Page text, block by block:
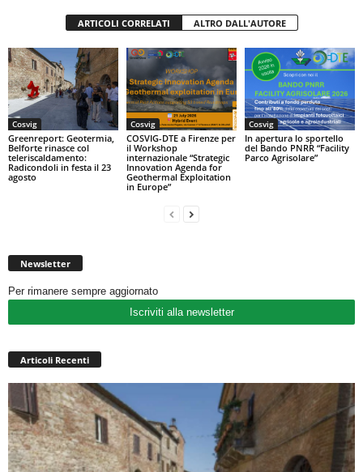
ARTICOLI CORRELATI ALTRO DALL'AUTORE
Cosvig
Greenreport: Geotermia,
Belforte rinasce col
teleriscaldamento:
Radicondoli in festa il 23
agosto
Cosvig
COSVIG-DTE a Firenze per
il Workshop
internazionale “Strategic
Innovation Agenda for
Geothermal Exploitation
in Europe”
Cosvig
In apertura lo sportello
del Bando PNRR “Facility
Parco Agrisolare”
Newsletter
Per rimanere sempre aggiornato
Iscriviti alla newsletter
Articoli Recenti